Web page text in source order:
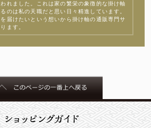
れました。これは家の繁栄の象徴的な掛け軸
のは私の天職だと思い日々精進しています。
届けたいという想いから掛け軸の通販専門サ
ます。